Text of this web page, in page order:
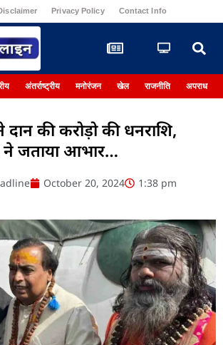
Privacy Policy Contact Info
अंतर्राष्ट्रीय मनोरंजन खेल राजनीति अपराध
दान की करोड़ो की धनराशि,
ने जताया आभार…
October 20, 2024
1:38 pm